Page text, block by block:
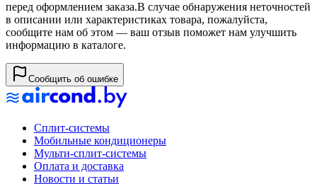
перед оформлением заказа.В случае обнаружения неточностей
в описании или характеристиках товара, пожалуйста,
сообщите нам об этом — ваш отзыв поможет нам улучшить
информацию в каталоге.
Сообщить об ошибке
Сплит-системы
Мобильные кондиционеры
Мульти-сплит-системы
Оплата и доставка
Новости и статьи